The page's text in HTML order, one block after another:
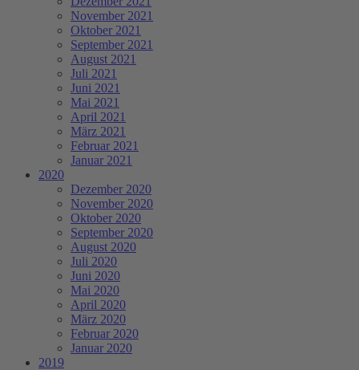
November 2021
Oktober 2021
September 2021
August 2021
Juli 2021
Juni 2021
Mai 2021
April 2021
März 2021
Februar 2021
Januar 2021
2020
Dezember 2020
November 2020
Oktober 2020
September 2020
August 2020
Juli 2020
Juni 2020
Mai 2020
April 2020
März 2020
Februar 2020
Januar 2020
2019